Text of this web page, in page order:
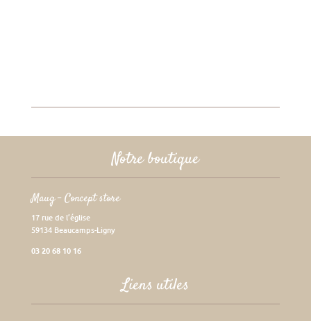
Notre boutique
Maug – Concept store
17 rue de l’église
59134 Beaucamps-Ligny
03 20 68 10 16
Liens utiles